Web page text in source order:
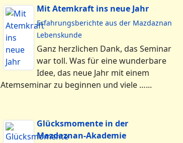
Mit Atemkraft ins neue Jahr
Erfahrungsberichte aus der Mazdaznan
Lebenskunde
Ganz herzlichen Dank, das Seminar
war toll. Was für eine wunderbare
Idee, das neue Jahr mit einem
Atemseminar zu beginnen und viele …...
Glücksmomente in der
Mazdaznan-Akademie